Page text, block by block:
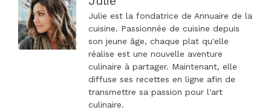
Julie est la fondatrice de Annuaire de la
cuisine. Passionnée de cuisine depuis
son jeune âge, chaque plat qu'elle
réalise est une nouvelle aventure
culinaire à partager. Maintenant, elle
diffuse ses recettes en ligne afin de
transmettre sa passion pour l'art
culinaire.